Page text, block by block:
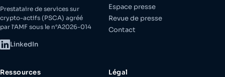
Prestataire de services sur
crypto-actifs (PSCA) agréé
par l'AMF sous le n°A2026-014
LinkedIn
Espace presse
Revue de presse
Contact
Ressources
Légal